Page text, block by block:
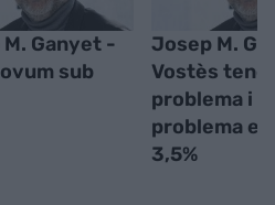
Ganyet -
sub
Josep M.
Vostès
problema i
problema es
3,5%